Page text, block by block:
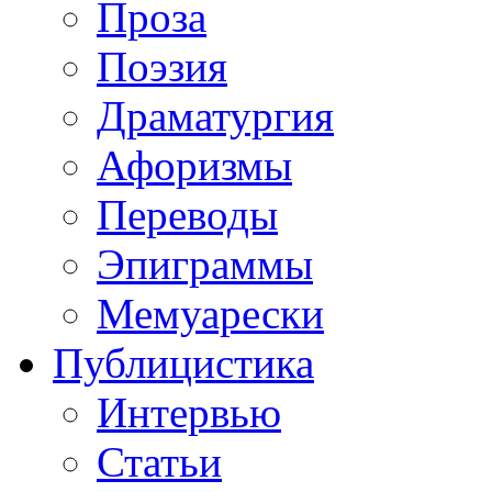
Проза
Поэзия
Драматургия
Афоризмы
Переводы
Эпиграммы
Мемуарески
Публицистика
Интервью
Статьи